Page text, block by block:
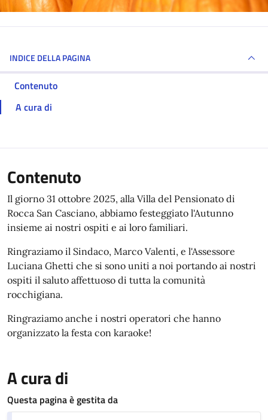
INDICE DELLA PAGINA
Contenuto
A cura di
Contenuto
Il giorno 31 ottobre 2025, alla Villa del Pensionato di
Rocca San Casciano, abbiamo festeggiato l'Autunno
insieme ai nostri ospiti e ai loro familiari.
Ringraziamo il Sindaco, Marco Valenti, e l'Assessore
Luciana Ghetti che si sono uniti a noi portando ai nostri
ospiti il saluto affettuoso di tutta la comunità
rocchigiana.
Ringraziamo anche i nostri operatori che hanno
organizzato la festa con karaoke!
A cura di
Questa pagina è gestita da